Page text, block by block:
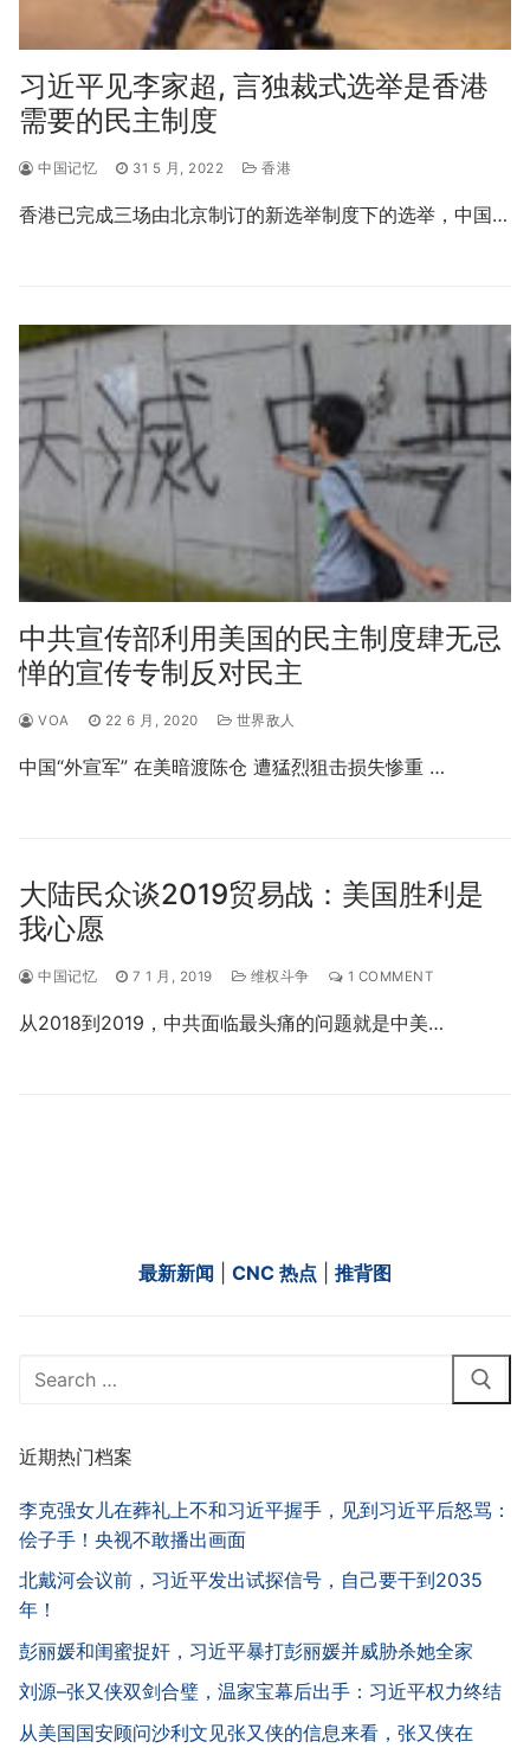
习近平见李家超, 言独裁式选举是香港
需要的民主制度
中国记忆 31 5 月, 2022 香港
香港已完成三场由北京制订的新选举制度下的选举，中国…
中共宣传部利用美国的民主制度肆无忌
惮的宣传专制反对民主
VOA 22 6 月, 2020 世界敌人
中国“外宣军” 在美暗渡陈仓 遭猛烈狙击损失惨重 …
大陆民众谈2019贸易战：美国胜利是
我心愿
中国记忆 7 1 月, 2019 维权斗争 1 COMMENT
从2018到2019，中共面临最头痛的问题就是中美…
最新新闻 CNC 热点 推背图
Search
近期热门档案
李克强女儿在葬礼上不和习近平握手，见到习近平后怒骂：
侩子手！央视不敢播出画面
北戴河会议前，习近平发出试探信号，自己要干到2035
年！
彭丽媛和闺蜜捉奸，习近平暴打彭丽媛并威胁杀她全家
刘源–张又侠双剑合璧，温家宝幕后出手：习近平权力终结
从美国国安顾问沙利文见张又侠的信息来看，张又侠在